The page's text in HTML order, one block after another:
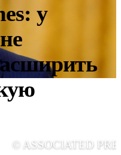
у
© ASSOCIATED